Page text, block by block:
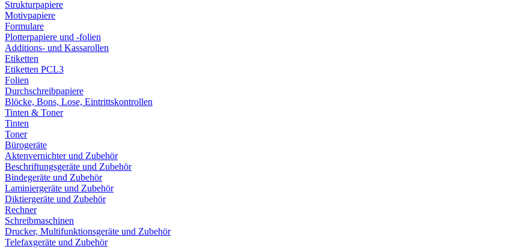
Strukturpapiere
Motivpapiere
Formulare
Plotterpapiere und -folien
Additions- und Kassarollen
Etiketten
Etiketten PCL3
Folien
Durchschreibpapiere
Blöcke, Bons, Lose, Eintrittskontrollen
Tinten & Toner
Tinten
Toner
Bürogeräte
Aktenvernichter und Zubehör
Beschriftungsgeräte und Zubehör
Bindegeräte und Zubehör
Laminiergeräte und Zubehör
Diktiergeräte und Zubehör
Rechner
Schreibmaschinen
Drucker, Multifunktionsgeräte und Zubehör
Telefaxgeräte und Zubehör